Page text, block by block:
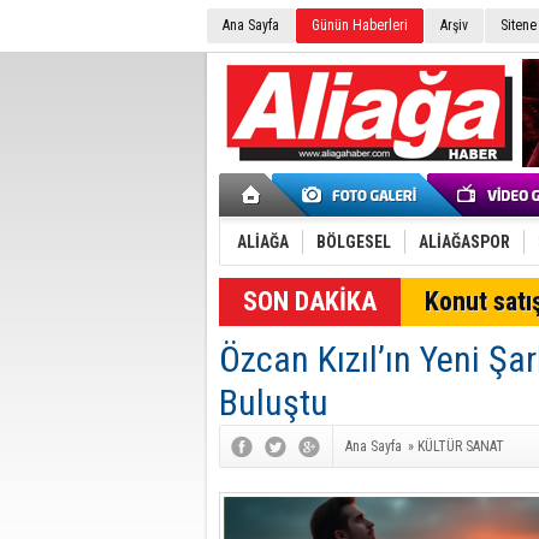
Ana Sayfa Günün Haberleri Arşiv
ALİAĞA BÖLGESEL ALİAĞASPOR
SON DAKİKA Konut
Özcan Kızıl’ın Yeni
Buluştu
Ana Sayfa » KÜLTÜR SANAT